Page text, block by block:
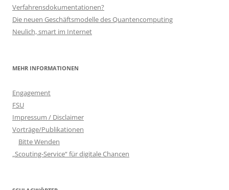
Verfahrensdokumentationen?
Die neuen Geschäftsmodelle des Quantencomputing
Neulich, smart im Internet
MEHR INFORMATIONEN
Engagement
FSU
Impressum / Disclaimer
Vorträge/Publikationen
Bitte Wenden
„Scouting-Service“ für digitale Chancen